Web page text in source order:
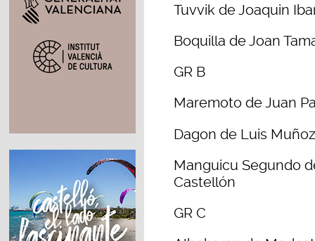
Tuvvik de Joaquin
Boquilla de Joan
GR B
Maremoto de Juan
Dagon de Luis
Manguicu Segundo
Castellón
GR C